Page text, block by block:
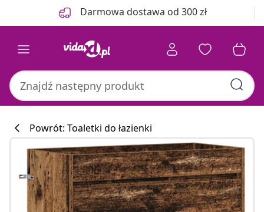
Darmowa dostawa od 300 zł
Powrót: Toaletki do łazienki